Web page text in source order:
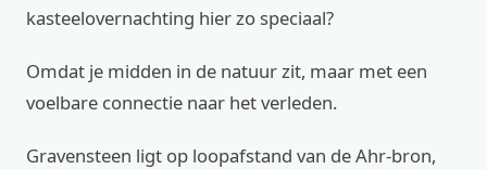
kasteelovernachting hier zo speciaal?
Omdat je midden in de natuur zit, maar met een
voelbare connectie naar het verleden.
Gravensteen ligt op loopafstand van de Ahr-bron,